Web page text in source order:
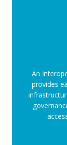
An
provides